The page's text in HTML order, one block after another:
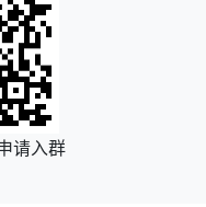
请入群